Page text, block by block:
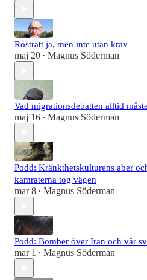
Rösträtt ja, men inte utan krav
maj 20 • Magnus Söderman
Vad migrationsdebatten alltid
maj 16 • Magnus Söderman
Podd: Kränkthetskulturens aber
kamraterna tog vägen
mar 8 • Magnus Söderman
Podd: Bomber över Iran och vår
mar 1 • Magnus Söderman